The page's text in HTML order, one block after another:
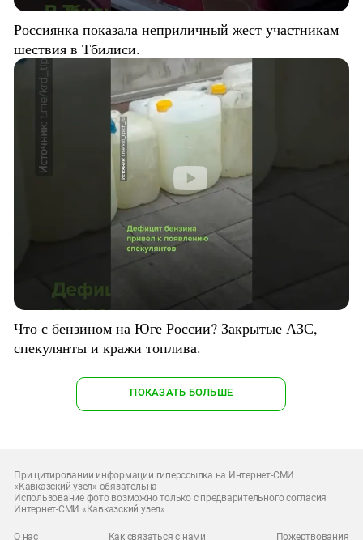
Россиянка показала неприличный жест участникам
шествия в Тбилиси.
Что с бензином на Юге России? Закрытые АЗС,
спекулянты и кражи топлива.
ПОКАЗАТЬ БОЛЬШЕ
При цитировании информации гиперссылка на Интернет-СМИ
«Кавказский узел» обязательна
Использование фото возможно только с предварительного согласия
Интернет-СМИ «Кавказский узел»
О нас Как связаться с нами Пожертвования